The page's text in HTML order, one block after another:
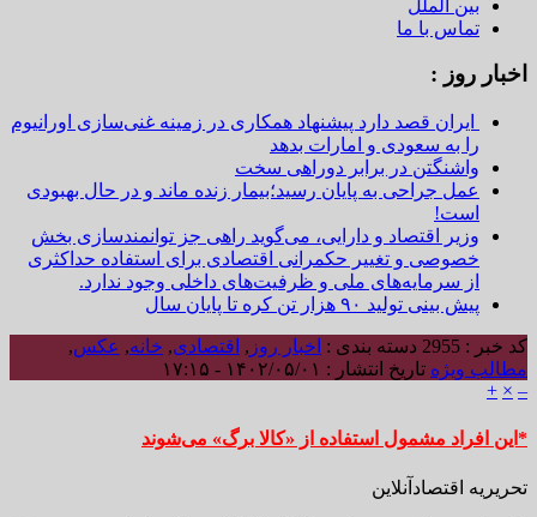
بین الملل
تماس با ما
اخبار روز :
ایران قصد دارد پیشنهاد همکاری در زمینه غنی‌سازی اورانیوم
را به سعودی و امارات بدهد
واشنگتن در برابر دوراهی سخت
عمل جراحی به پایان رسید؛بیمار زنده ماند و در حال بهبودی
است!
وزیر اقتصاد و دارایی، می‌گوید راهی جز توانمندسازی بخش
خصوصی و تغییر حکمرانی اقتصادی برای استفاده حداکثری
از سرمایه‌های ملی و ظرفیت‌های داخلی وجود ندارد.
پیش بینی تولید ۹۰ هزار تن کره تا پایان سال
کد خبر : 2955 دسته بندی : اخبار روز , اقتصادی, خانه, عکس,
مطالب ویژه تاریخ انتشار : ۱۴۰۲/۰۵/۰۱ - ۱۷:۱۵
–
×
+
*این افراد مشمول استفاده از «کالا برگ» می‌شوند
تحریریه اقتصادآنلاین